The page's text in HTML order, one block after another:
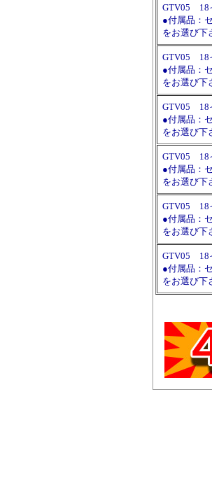
GTV05 18
●付属品：
をお選び下
GTV05 18
●付属品：
をお選び下
GTV05 18
●付属品：
をお選び下
GTV05 18
●付属品：
をお選び下
GTV05 18
●付属品：
をお選び下
GTV05 18
●付属品：
をお選び下